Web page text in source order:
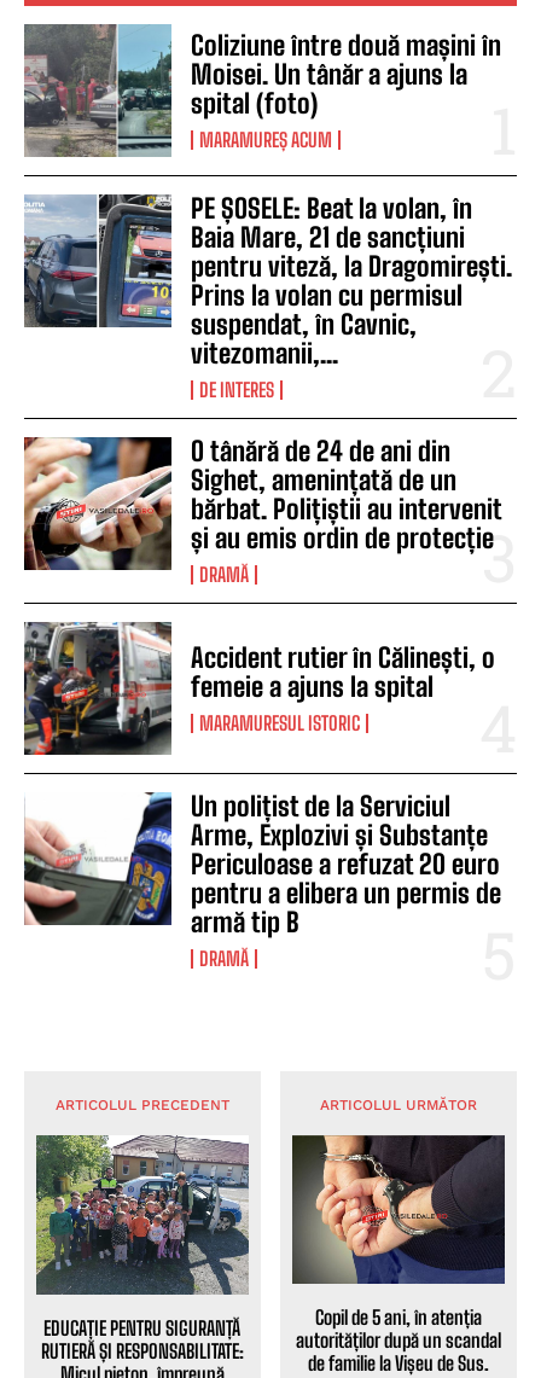
Coliziune între două mașini în
Moisei. Un tânăr a ajuns la
spital (foto)
MARAMUREȘ ACUM
PE ȘOSELE: Beat la volan, în
Baia Mare, 21 de sancțiuni
pentru viteză, la Dragomirești.
Prins la volan cu permisul
suspendat, în Cavnic,
vitezomanii,...
DE INTERES
O tânără de 24 de ani din
Sighet, amenințată de un
bărbat. Polițiștii au intervenit
și au emis ordin de protecție
DRAMĂ
Accident rutier în Călinești, o
femeie a ajuns la spital
MARAMURESUL ISTORIC
Un polițist de la Serviciul
Arme, Explozivi și Substanțe
Periculoase a refuzat 20 euro
pentru a elibera un permis de
armă tip B
DRAMĂ
ARTICOLUL PRECEDENT
EDUCAȚIE PENTRU SIGURANȚĂ
RUTIERĂ ȘI RESPONSABILITATE:
ARTICOLUL URMĂTOR
Copil de 5 ani, în atenția
autorităților după un scandal
de familie la Vișeu de Sus.